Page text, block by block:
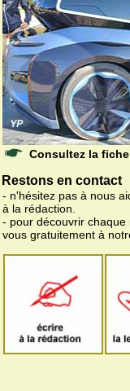
Consultez la
Restons en contact
- n'hésitez pas à nous
à la rédaction.
- pour découvrir chaque
vous gratuitement à